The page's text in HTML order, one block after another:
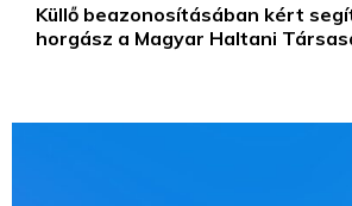
Küllő beazonosításában kért
horgász a Magyar Haltani